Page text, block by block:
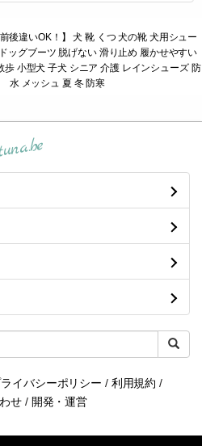
違いOK！】 犬 靴 くつ 犬の靴 犬用シュー
ッグブーツ 脱げない 滑り止め 履かせやすい
歩 小型犬 子犬 シニア 介護 レインシューズ 防
水 メッシュ 夏 冬 防寒
イバシーポリシー / 利用規約 /
せ / 開発・運営